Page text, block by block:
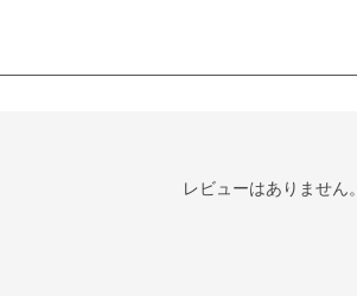
レビューはありません。